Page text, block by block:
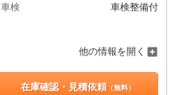
車検
車検整備付
他の情報を開く
在庫確認・見積依頼（無料）